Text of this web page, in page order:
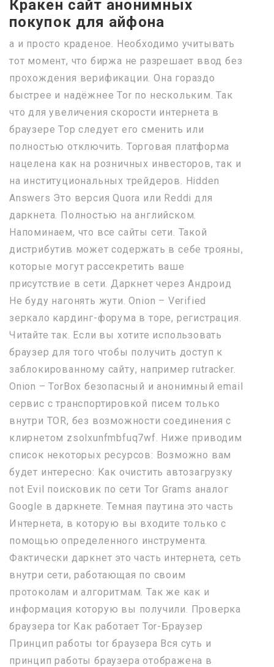
Кракен сайт анонимных
покупок для айфона
а и просто краденое. Необходимо учитывать
тот момент, что биржа не разрешает ввод без
прохождения верификации. Она гораздо
быстрее и надёжнее Tor по нескольким. Так
что для увеличения скорости интернета в
браузере Тор следует его сменить или
полностью отключить. Торговая платформа
нацелена как на розничных инвесторов, так и
на институциональных трейдеров. Hidden
Answers Это версия Quora или Reddi для
даркнета. Полностью на английском.
Напоминаем, что все сайты сети. Такой
дистрибутив может содержать в себе трояны,
которые могут рассекретить ваше
присутствие в сети. Даркнет через Андроид
Не буду нагонять жути. Onion – Verified
зеркало кардинг-форума в торе, регистрация.
Читайте так. Если вы хотите использовать
браузер для того чтобы получить доступ к
заблокированному сайту, например rutracker.
Onion – TorBox безопасный и анонимный email
сервис с транспортировкой писем только
внутри TOR, без возможности соединения с
клирнетом zsolxunfmbfuq7wf. Ниже приводим
список некоторых ресурсов: Возможно вам
будет интересно: Как очистить автозагрузку
not Evil поисковик по сети Tor Grams аналог
Google в даркнете. Темная паутина это часть
Интернета, в которую вы входите только с
помощью определенного инструмента.
Фактически даркнет это часть интернета, сеть
внутри сети, работающая по своим
протоколам и алгоритмам. Так же как и
информация которую вы получили. Проверка
браузера tor Как работает Tor-Браузер
Принцип работы tor браузера Вся суть и
принцип работы браузера отображена в